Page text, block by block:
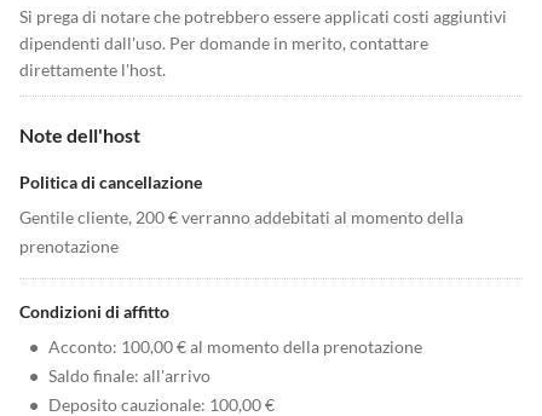
Si prega di notare che potrebbero essere applicati costi aggiuntivi
dipendenti dall'uso. Per domande in merito, contattare
direttamente l'host.
Note dell'host
Politica di cancellazione
Gentile cliente, 200 € verranno addebitati al momento della
prenotazione
Condizioni di affitto
• Acconto: 100,00 € al momento della prenotazione
• Saldo finale: all'arrivo
• Deposito cauzionale: 100,00 €